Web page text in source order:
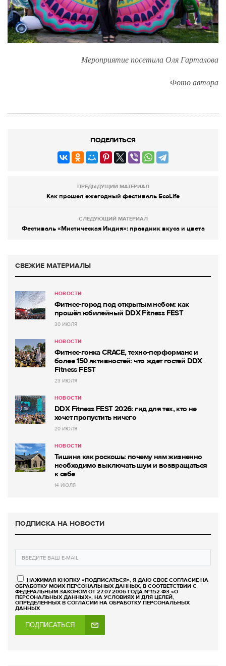
Мероприятие посетила Оля Гарталова
Фото автора
ПОДЕЛИТЬСЯ
ПРЕДЫДУЩИЙ МАТЕРИАЛ
Как прошел ежегодный фестиваль EcoLife
СЛЕДУЮЩИЙ МАТЕРИАЛ
Фестиваль «Мистическая Индия»: праздник вкуса и цвета
СВЕЖИЕ МАТЕРИАЛЫ
НОВОСТИ
Фитнес-город под открытым небом: как
прошёл юбилейный DDX Fitness FEST
30 ИЮЛЯ
НОВОСТИ
Фитнес-гонка CRACE, техно-перформанс и
более 150 активностей: что ждет гостей DDX
Fitness FEST
23 ИЮЛЯ
НОВОСТИ
DDX Fitness FEST 2026: гид для тех, кто не
хочет пропустить ничего
20 ИЮЛЯ
НОВОСТИ
Тишина как роскошь: почему нам жизненно
необходимо выключать шум и возвращаться
к себе
14 ИЮЛЯ
ПОДПИСКА НА НОВОСТИ
НАЖИМАЯ КНОПКУ «ПОДПИСАТЬСЯ», Я ДАЮ СВОЕ СОГЛАСИЕ НА
ОБРАБОТКУ МОИХ ПЕРСОНАЛЬНЫХ ДАННЫХ, В СООТВЕТСТВИИ С
ФЕДЕРАЛЬНЫМ ЗАКОНОМ ОТ 27.07.2006 ГОДА №152-ФЗ «О
ПЕРСОНАЛЬНЫХ ДАННЫХ», НА УСЛОВИЯХ И ДЛЯ ЦЕЛЕЙ,
ОПРЕДЕЛЕННЫХ В СОГЛАСИИ НА ОБРАБОТКУ ПЕРСОНАЛЬНЫХ
ДАННЫХ
ПОДПИСАТЬСЯ